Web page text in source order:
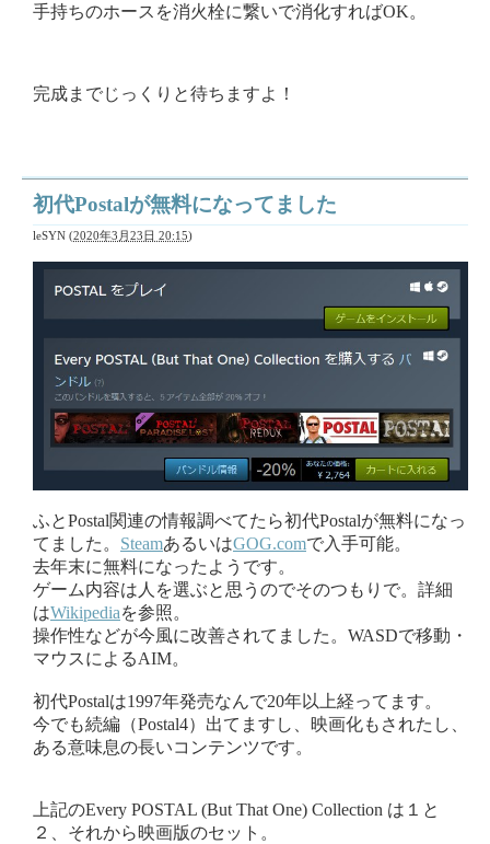
手持ちのホースを消火栓に繋いで消化すればOK。
完成までじっくりと待ちますよ！
初代Postalが無料になってました
leSYN (2020年3月23日 20:15)
ふとPostal関連の情報調べてたら初代Postalが無料になっ
てました。 SteamあるいはGOG.comで入手可能。
去年末に無料になったようです。
ゲーム内容は人を選ぶと思うのでそのつもりで。詳細
はWikipediaを参照。
操作性などが今風に改善されてました。WASDで移動・
マウスによるAIM。
初代Postalは1997年発売なんで20年以上経ってます。
今でも続編（Postal4）出てますし、映画化もされたし、
ある意味息の長いコンテンツです。
上記のEvery POSTAL (But That One) Collection は１と
２、それから映画版のセット。